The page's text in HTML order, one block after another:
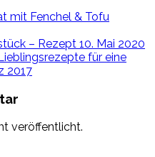
mit Fenchel & Tofu
– Rezept 10. Mai 2020
für eine
2017
veröffentlicht.